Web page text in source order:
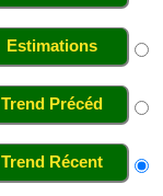
Estimations
Trend Précéd
Trend Récent